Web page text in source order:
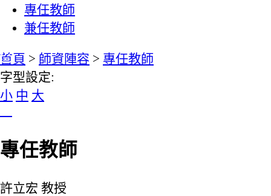
專任教師
兼任教師
:::
:::
首頁 > 師資陣容 > 專任教師
字型設定:
小 中 大
專任教師
許立宏 教授